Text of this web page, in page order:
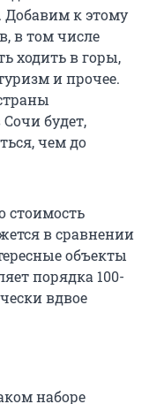
к этому
в том числе
ходить в горы,
и прочее.
будет,
чем до
стоимость
в сравнении
объекты
порядка 100-
вдвое
наборе